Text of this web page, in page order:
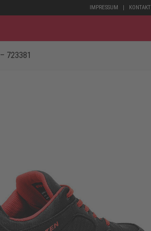
IMPRESSUM KONTAKT
723381